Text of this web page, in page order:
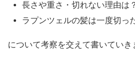
長さや重さ・切れない理由は
ラプンツェルの髪は一度切っ
について考察を交えて書いていき